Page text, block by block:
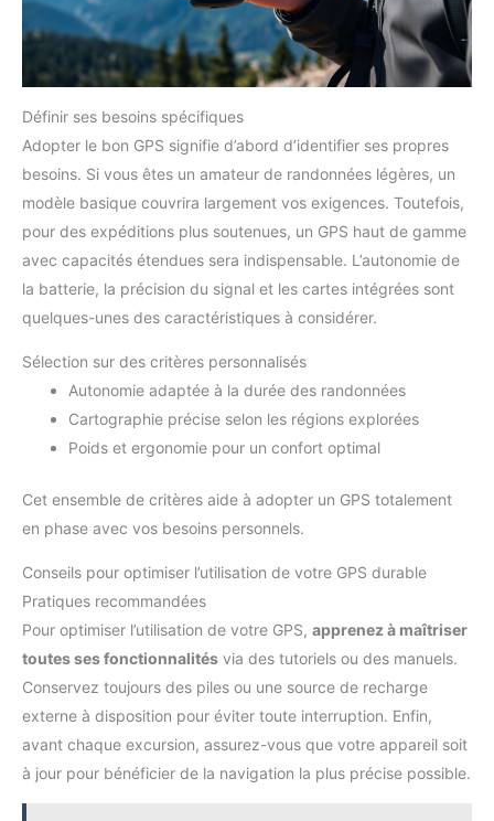
Définir ses besoins spécifiques
Adopter le bon GPS signifie d’abord d’identifier ses propres
besoins. Si vous êtes un amateur de randonnées légères, un
modèle basique couvrira largement vos exigences. Toutefois,
pour des expéditions plus soutenues, un GPS haut de gamme
avec capacités étendues sera indispensable. L’autonomie de
la batterie, la précision du signal et les cartes intégrées sont
quelques-unes des caractéristiques à considérer.
Sélection sur des critères personnalisés
Autonomie adaptée à la durée des randonnées
Cartographie précise selon les régions explorées
Poids et ergonomie pour un confort optimal
Cet ensemble de critères aide à adopter un GPS totalement
en phase avec vos besoins personnels.
Conseils pour optimiser l’utilisation de votre GPS durable
Pratiques recommandées
Pour optimiser l’utilisation de votre GPS, apprenez à maîtriser
toutes ses fonctionnalités via des tutoriels ou des manuels.
Conservez toujours des piles ou une source de recharge
externe à disposition pour éviter toute interruption. Enfin,
avant chaque excursion, assurez-vous que votre appareil soit
à jour pour bénéficier de la navigation la plus précise possible.